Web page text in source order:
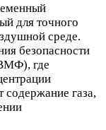
для точного
среде.
безопасности
где
содержание газа,